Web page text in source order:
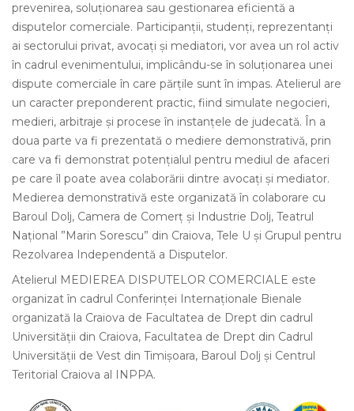
prevenirea, soluționarea sau gestionarea eficientă a
disputelor comerciale. Participanții, studenți, reprezentanți
ai sectorului privat, avocați și mediatori, vor avea un rol activ
în cadrul evenimentului, implicându-se în soluționarea unei
dispute comerciale în care părțile sunt în impas. Atelierul are
un caracter preponderent practic, fiind simulate negocieri,
medieri, arbitraje și procese în instanțele de judecată. În a
doua parte va fi prezentată o mediere demonstrativă, prin
care va fi demonstrat potențialul pentru mediul de afaceri
pe care îl poate avea colaborării dintre avocați și mediator.
Medierea demonstrativă este organizată în colaborare cu
Baroul Dolj, Camera de Comerț și Industrie Dolj, Teatrul
Național ”Marin Sorescu” din Craiova, Tele U și Grupul pentru
Rezolvarea Independentă a Disputelor.
Atelierul MEDIEREA DISPUTELOR COMERCIALE este
organizat în cadrul Conferinței Internaționale Bienale
organizată la Craiova de Facultatea de Drept din cadrul
Universității din Craiova, Facultatea de Drept din Cadrul
Universității de Vest din Timișoara, Baroul Dolj și Centrul
Teritorial Craiova al INPPA.